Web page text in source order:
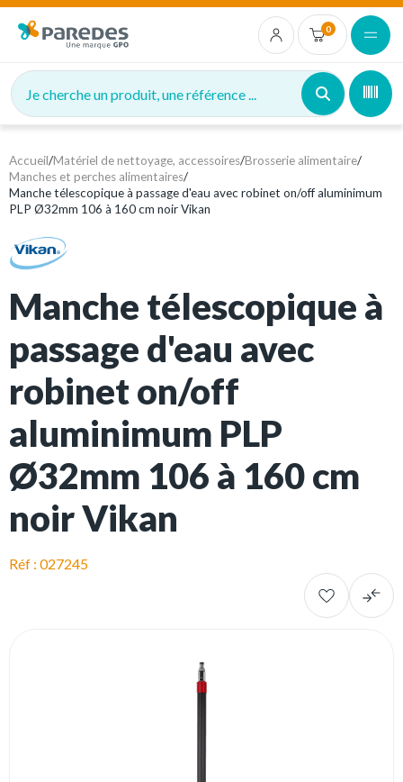
0
Je cherche un produit, une référence ...
Accueil/Matériel de nettoyage, accessoires/Brosserie alimentaire/
Manches et perches alimentaires/
Manche télescopique à passage d'eau avec robinet on/off aluminimum
PLP Ø32mm 106 à 160 cm noir Vikan
Manche télescopique à
passage d'eau avec
robinet on/off
aluminimum PLP
Ø32mm 106 à 160 cm
noir Vikan
Réf : 027245